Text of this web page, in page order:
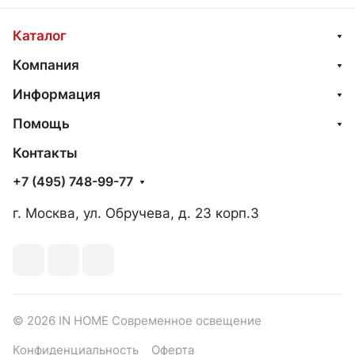
Каталог
Компания
Информация
Помощь
Контакты
+7 (495) 748-99-77
г. Москва, ул. Обручева, д. 23 корп.3
© 2026 IN HOME Современное освещение
Конфиденциальность Оферта